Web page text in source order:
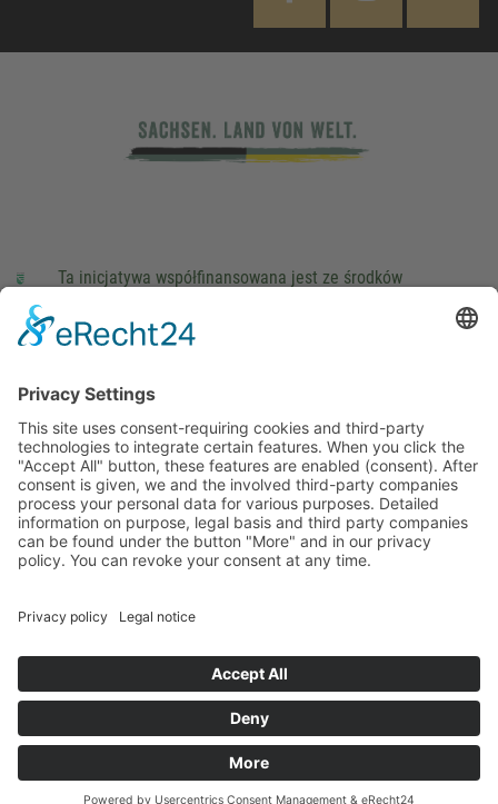
Ta inicjatywa współfinansowana jest ze środków
parlamentarzystów Landtagu Saksońskiego budżetu.
stopka redakcyjna
This site uses consent-requiring cookies and third-party
technologies to integrate certain features. When you click the
"Accept All" button, these features are enabled (consent).
After consent is given, we and the involved third-party
companies process your personal data for various purposes.
companies can be found under the button "More" and in our
DENY ACCEPT MORE
Legal notice Privacy policy